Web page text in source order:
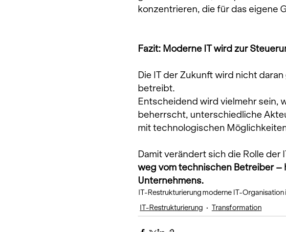
konzentrieren, die für das eigene
Fazit: Moderne IT wird zur
Die IT der Zukunft wird nicht
betreibt.
Entscheidend wird vielmehr sein,
beherrscht, unterschiedliche
mit technologischen
Damit verändert sich die Rolle der
weg vom technischen Betreiber
Unternehmens.
IT-Restrukturierung moderne IT-Organisation
IT-Restrukturierung
Transformation